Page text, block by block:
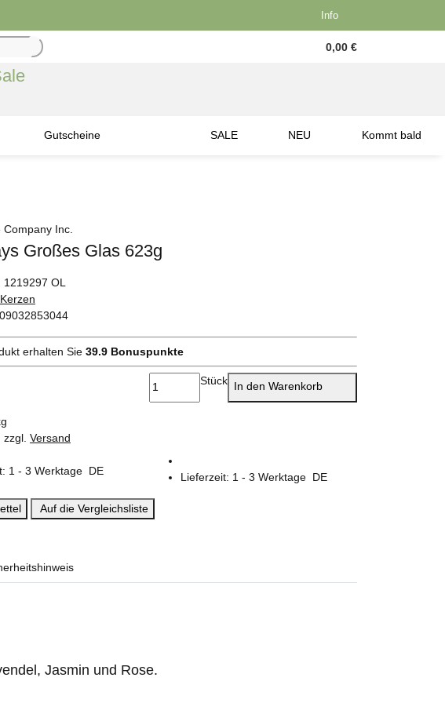
Info
0,00 €
Gutscheine SALE NEU Kommt bald
Inc.
Großes Glas 623g
1219297 OL
erhalten Sie 39.9 Bonuspunkte
Versand
1 - 3 Werktage DE
Stück In den Warenkorb
Lieferzeit: 1 - 3 Werktage DE
Auf die Vergleichsliste
Jasmin und Rose.